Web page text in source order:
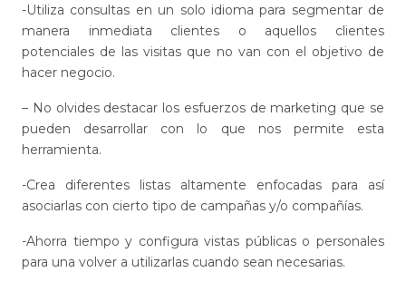
-Utiliza consultas en un solo idioma para segmentar de
manera inmediata clientes o aquellos clientes
potenciales de las visitas que no van con el objetivo de
hacer negocio.
– No olvides destacar los esfuerzos de marketing que se
pueden desarrollar con lo que nos permite esta
herramienta.
-Crea diferentes listas altamente enfocadas para así
asociarlas con cierto tipo de campañas y/o compañías.
-Ahorra tiempo y configura vistas públicas o personales
para una volver a utilizarlas cuando sean necesarias.